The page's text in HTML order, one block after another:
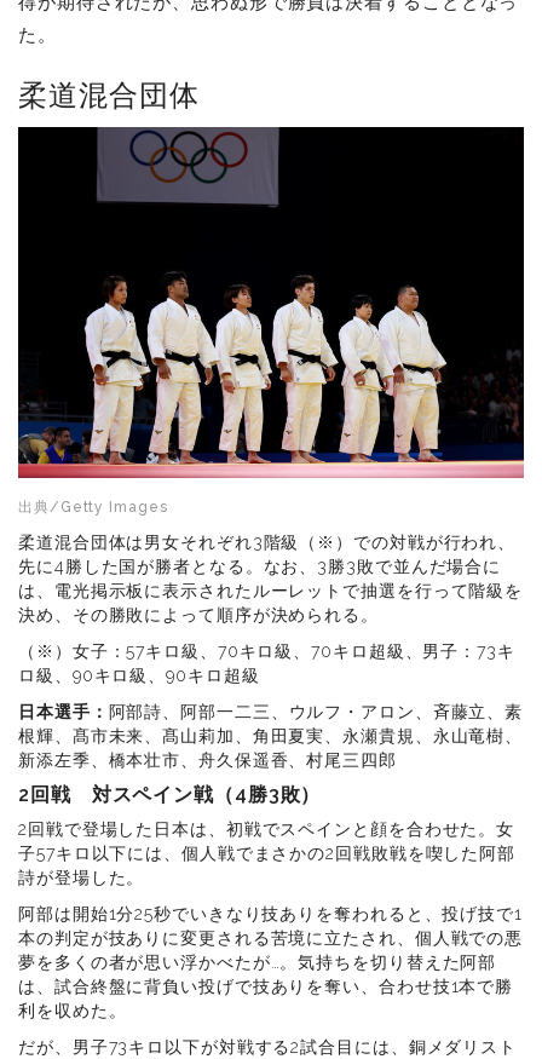
た。
柔道混合団体
出典/Getty Images
柔道混合団体は男女それぞれ3階級（※）での対戦が行われ、
先に4勝した国が勝者となる。なお、3勝3敗で並んだ場合に
は、電光掲示板に表示されたルーレットで抽選を行って階級を
決め、その勝敗によって順序が決められる。
（※）女子：57キロ級、70キロ級、70キロ超級、男子：73キ
ロ級、90キロ級、90キロ超級
日本選手： 阿部詩、阿部一二三、ウルフ・アロン、斉藤立、素
根輝、髙市未来、髙山莉加、角田夏実、永瀬貴規、永山竜樹、
新添左季、橋本壮市、舟久保遥香、村尾三四郎
2回戦 対スペイン戦（4勝3敗）
2回戦で登場した日本は、初戦でスペインと顔を合わせた。女
子57キロ以下には、個人戦でまさかの2回戦敗戦を喫した阿部
詩が登場した。
阿部は開始1分25秒でいきなり技ありを奪われると、投げ技で1
本の判定が技ありに変更される苦境に立たされ、個人戦での悪
夢を多くの者が思い浮かべたが…。気持ちを切り替えた阿部
は、試合終盤に背負い投げで技ありを奪い、合わせ技1本で勝
利を収めた。
だが、男子73キロ以下が対戦する2試合目には、銅メダリスト